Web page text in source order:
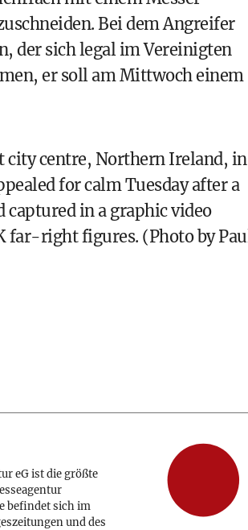
Bei dem Angreifer
der sich legal im Vereinigten
er soll am Mittwoch einem
city centre, Northern Ireland, in
for calm Tuesday after a
captured in a graphic video
right figures. (Photo by
eG ist die größte
befindet sich im
und des